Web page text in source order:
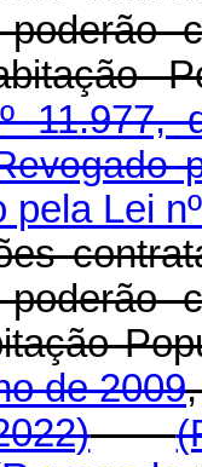
11.977,
pela Lei
de 2009